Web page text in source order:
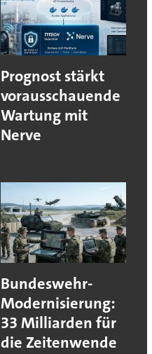
Prognost stärkt
vorausschauende
Wartung mit
Nerve
Bundeswehr-
Modernisierung:
33 Milliarden für
die Zeitenwende